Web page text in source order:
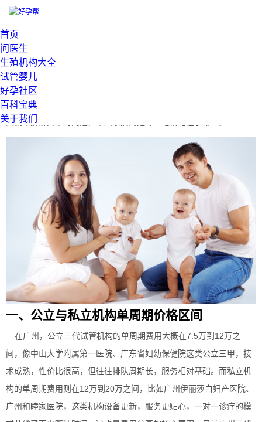
首页
问医生
生殖机构大全
试管婴儿
好孕社区
百科宝典
关于我们
当前位置：
广东省广州市三代试管单周期价格曝光，8万到20万跨度到底差
在哪
发布：2026-06-03 11:43:37
广州三代试管单周期价格从8万到20万，跨度足足有12万，这让不
少有需求的家庭犯了难。同样是三代试管，为什么费用差这么多？今
天就来拆解其中的门道，帮大家搞清楚每一笔钱花在了哪里。
一、公立与私立机构单周期价格区间
在广州，公立三代试管机构的单周期费用大概在7.5万到12万之
间，像中山大学附属第一医院、广东省妇幼保健院这类公立三甲，技
术成熟，性价比很高，但往往排队周期长，服务相对基础。而私立机
构的单周期费用则在12万到20万之间，比如广州伊丽莎白妇产医院、
广州和睦家医院，这类机构设备更新，服务更贴心，一对一诊疗的模